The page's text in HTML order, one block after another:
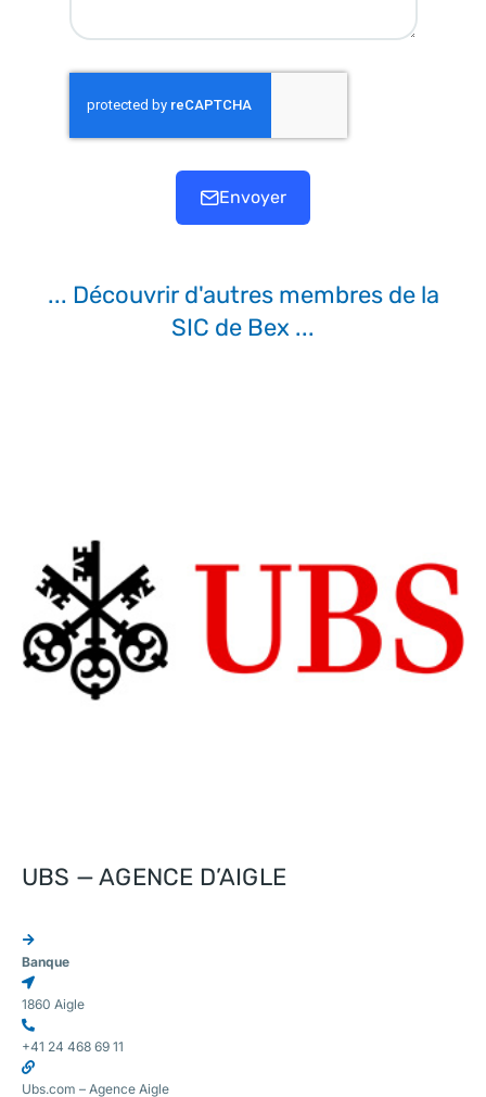
Envoyer
... Découvrir d'autres membres de la
SIC de Bex ...
UBS — AGENCE D’AIGLE
Banque
1860 Aigle
+41 24 468 69 11
Ubs.com – Agence Aigle